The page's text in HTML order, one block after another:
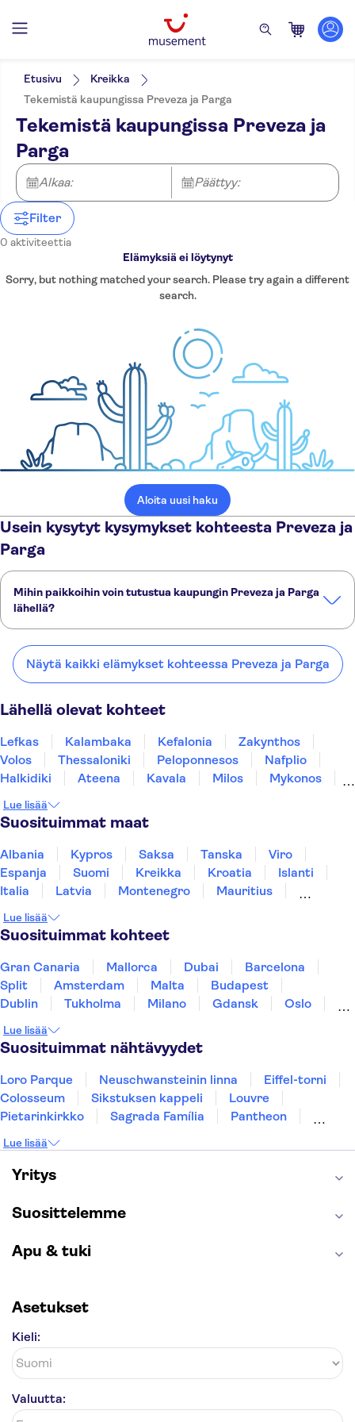
Suodata
Etusivu
Kreikka
Tekemistä kaupungissa Preveza ja Parga
Tekemistä kaupungissa Preveza ja
Parga
Alkaa: Päättyy:
Filter
0 aktiviteettia
Elämyksiä ei löytynyt
Sorry, but nothing matched your search. Please try again a different
search.
Aloita uusi haku
Usein kysytyt kysymykset kohteesta Preveza ja
Parga
Mihin paikkoihin voin tutustua kaupungin Preveza ja Parga
lähellä?
Parga lähellä:
Lefkas Kefalonia
Näytä kaikki elämykset kohteessa Preveza ja Parga
Lähellä olevat kohteet
Lefkas Kalambaka Kefalonia
Zakynthos
Volos
Thessaloniki Peloponnesos
Nafplio
Halkidiki
Ateena Kavala Milos
Mykonos
Lue lisää
Suosituimmat maat
Albania Kypros Saksa Tanska
Viro
Espanja
Suomi Kreikka Kroatia
Islanti
Italia
Latvia Montenegro
Mauritius
Thaimaa
Turkki
Lue lisää
Suosituimmat kohteet
Gran Canaria Mallorca Dubai
Barcelona
Split
Amsterdam Malta
Budapest
Dublin
Tukholma Milano Gdansk
Oslo
Tallinna
Ljubljana Riika
Lue lisää
Suosituimmat nähtävyydet
Loro Parque Neuschwansteinin linna
Eiffel-torni
Colosseum
Sikstuksen kappeli
Louvre
Pietarinkirkko
Sagrada Família
Pantheon
Keukenhof
London Eye
Montmartre
Wieliczkan suolakaivos
Lue lisää
Yritys
Suosittelemme
Apu & tuki
Asetukset
Kieli:
Valuutta: